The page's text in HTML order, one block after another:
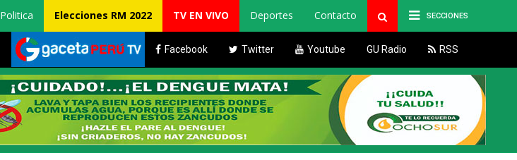
SECCIONES
Politica Elecciones RM 2022 TV EN VIVO Deportes Contacto
Facebook Twitter Youtube GU Radio RSS